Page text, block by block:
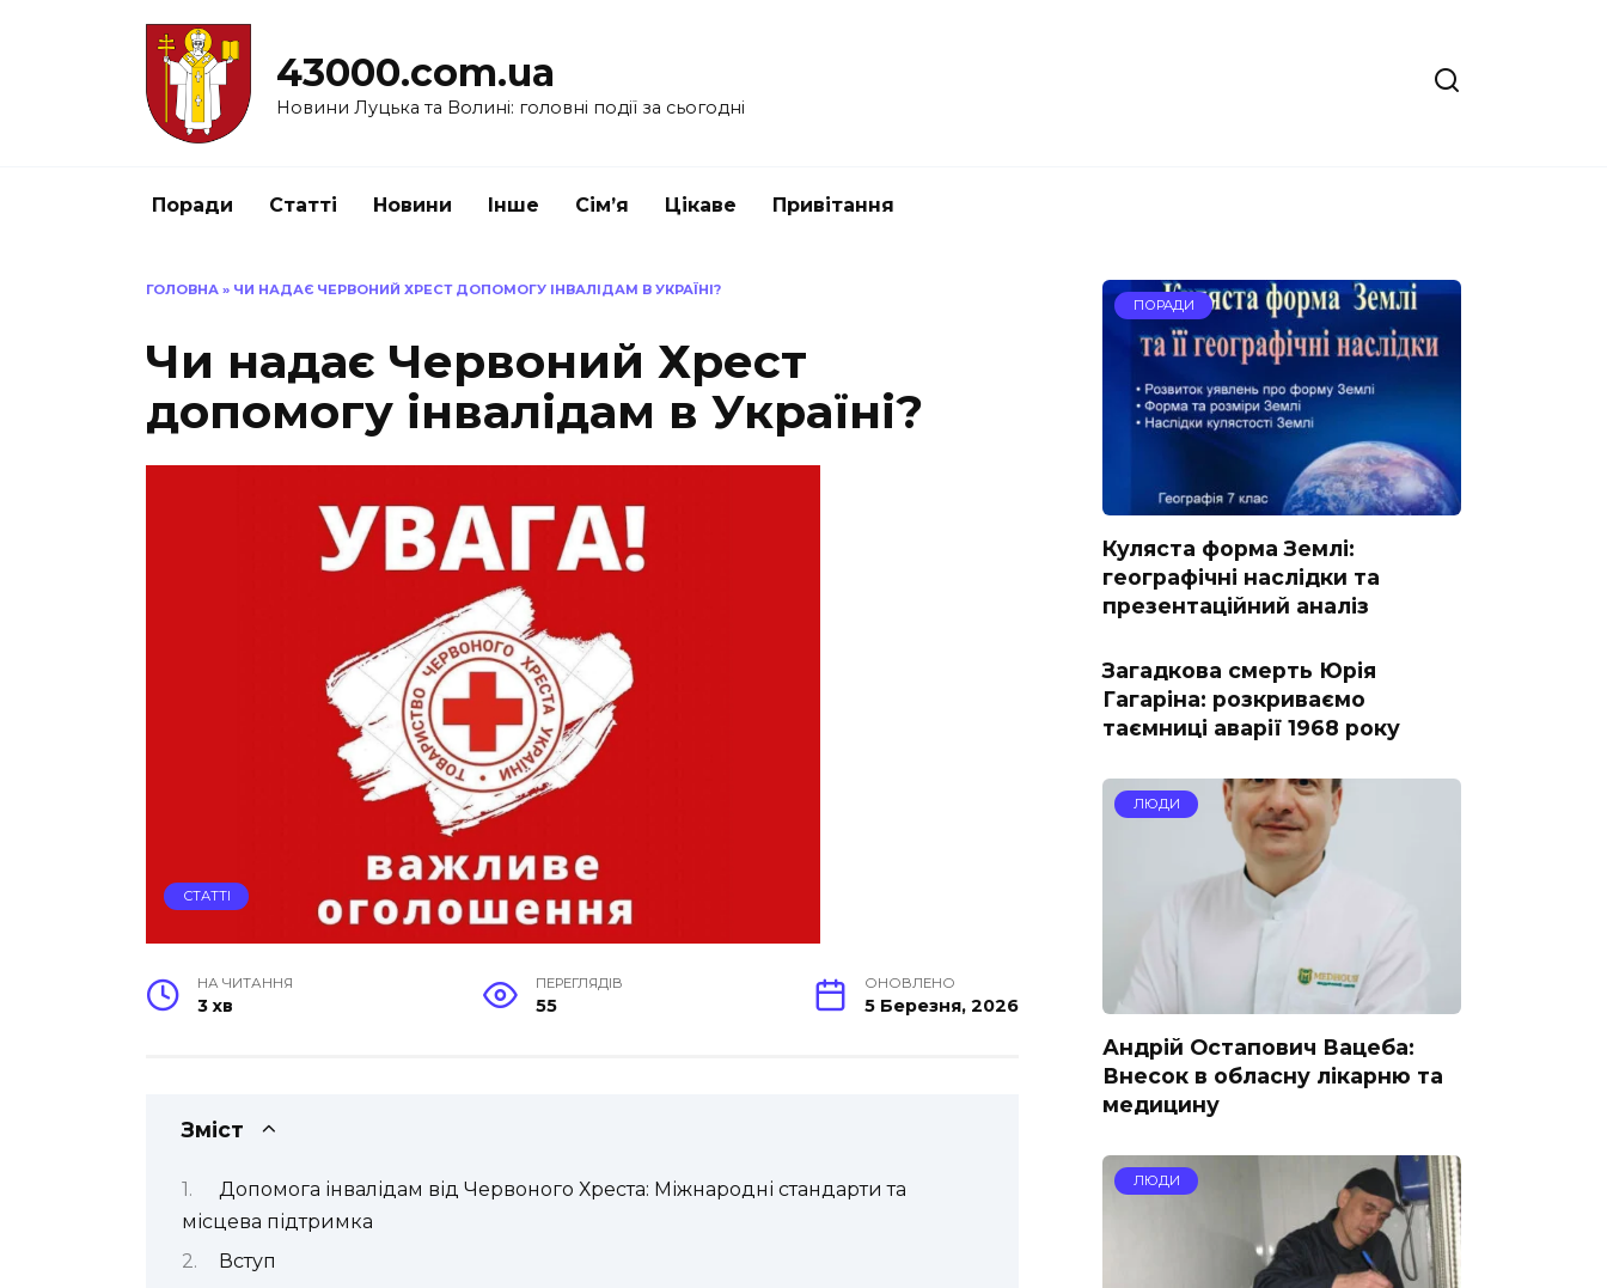
43000.com.ua
Новини Луцька та Волині: головні події за сьогодні
Поради Статті Новини Інше Сім’я Цікаве Привітання
ГОЛОВНА » ЧИ НАДАЄ ЧЕРВОНИЙ ХРЕСТ ДОПОМОГУ ІНВАЛІДАМ В УКРАЇНІ?
Чи надає Червоний Хрест
допомогу інвалідам в Україні?
СТАТТІ
НА ЧИТАННЯ
3 хв
ПЕРЕГЛЯДІВ
55
ОНОВЛЕНО
5 Березня, 2026
Зміст
Допомога інвалідам від Червоного Хреста: Міжнародні стандарти та
місцева підтримка
Вступ
ПОРАДИ
Куляста форма Землі:
географічні наслідки та
презентаційний аналіз
Загадкова смерть Юрія
Гагаріна: розкриваємо
таємниці аварії 1968 року
ЛЮДИ
Андрій Остапович Вацеба:
Внесок в обласну лікарню та
медицину
ЛЮДИ